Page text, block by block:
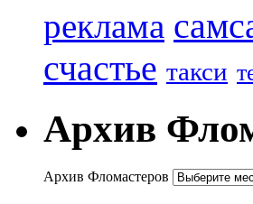
реклама
счастье такси
Архив
Архив Фломастеров